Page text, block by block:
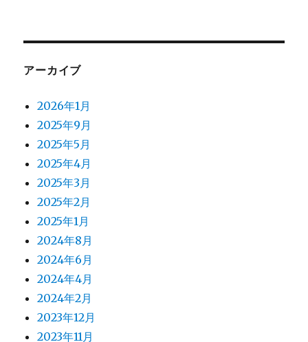
アーカイブ
2026年1月
2025年9月
2025年5月
2025年4月
2025年3月
2025年2月
2025年1月
2024年8月
2024年6月
2024年4月
2024年2月
2023年12月
2023年11月